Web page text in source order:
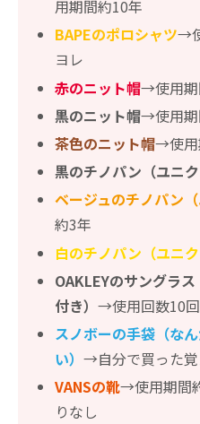
用期間約10年
BAPEのポロシャツ→
ヨレ
赤のニット帽→使用期
黒のニット帽→使用期
茶色のニット帽→使用
黒のチノパン（ユニ
ベージュのチノパン
約3年
白のチノパン（ユニ
OAKLEYのサングラ
付き）→使用回数10
スノボーの手袋（な
い）→自分で買った覚
VANSの靴→使用期間
りなし